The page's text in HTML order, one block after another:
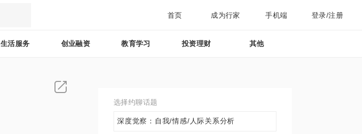
首页 成为行家 手机端 登录/注册
生活服务 创业融资 教育学习 投资理财 其他
选择约聊话题
深度觉察：自我/情感/人际关系分析